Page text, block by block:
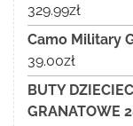
329.99zł
Camo Military
39.00zł
BUTY
GRANATOWE